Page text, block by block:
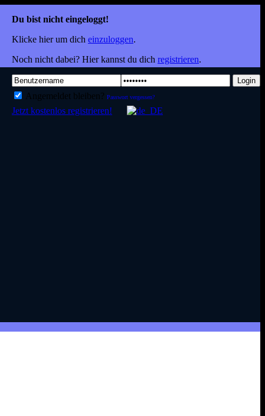
Du bist nicht eingeloggt!
Klicke hier um dich einzuloggen.
Noch nicht dabei? Hier kannst du dich registrieren.
Login
Angemeldet bleiben? Passwort vergessen?
Jetzt kostenlos registrieren!